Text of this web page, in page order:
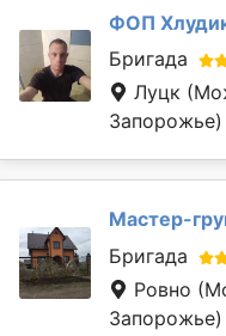
ФОП
Бригада
Луцк
Запорожье)
Мастер-
Бригада
Ровно
Запорожье)